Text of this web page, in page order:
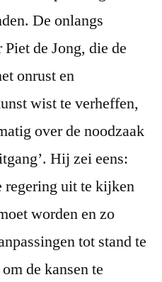
De onlangs
de Jong, die de
onrust en
wist te verheffen,
over de noodzaak
Hij zei eens:
regering uit te kijken
worden en zo
tot stand te
de kansen te